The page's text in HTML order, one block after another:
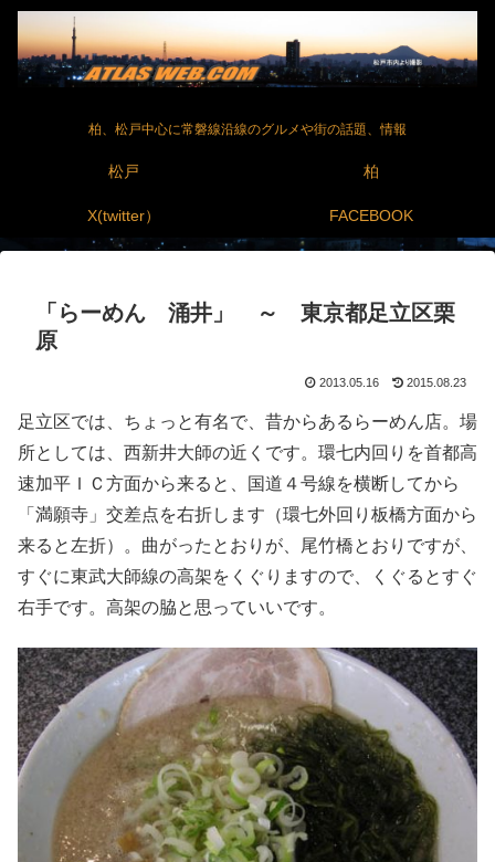
柏、松戸中心に常磐線沿線のグルメや街の話題、情報
松戸 柏
X(twitter） FACEBOOK
「らーめん 涌井」 ～ 東京都足立区栗
原
2013.05.16 2015.08.23
足立区では、ちょっと有名で、昔からあるらーめん店。場
所としては、西新井大師の近くです。環七内回りを首都高
速加平ＩＣ方面から来ると、国道４号線を横断してから
「満願寺」交差点を右折します（環七外回り板橋方面から
来ると左折）。曲がったとおりが、尾竹橋とおりですが、
すぐに東武大師線の高架をくぐりますので、くぐるとすぐ
右手です。高架の脇と思っていいです。